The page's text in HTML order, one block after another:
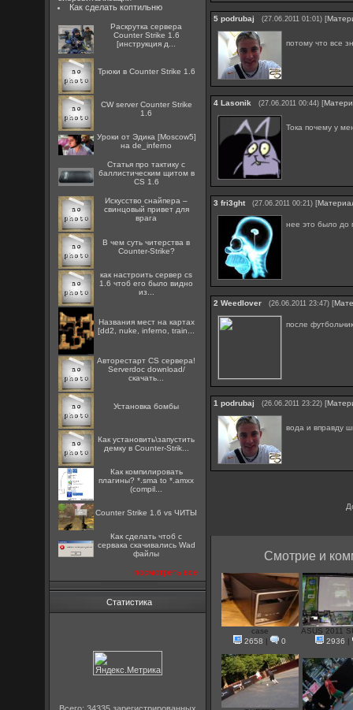
Как сделать коптильню
Раскрутка сервера
Counter Strike 1.6
[инструкция д...
Трюки в Counter Strike 1.6
CW server Counter Strike
1.6
Уроки от Эдика [Moscow5]
на de_inferno
Статья про тактику с
баллистическим щитом в
CS 1.6
Искусство снайпера –
свинцовый привет для
врага
В чем суть читерства в
Counter-Strike?
как настроить сервер cs
1.6 чтоб его было видно
из...
Названия мест на картах
[dd2, nuke, inferno, train...
Авторестарт CS сервера!
Serverdoc download/
скачать...
Установка бомбы
Как установить\запустить
демку в Counter-Strik...
Как компилировать
плагины? *.sma to *.amxx
(compil...
Counter Strike 1.6 vs ЧИТЫ
Как сделать чтоб с
сервака скачивались Wad
файлы
посмотреть все
Статистика
5 podrubaj (27.06.2011 01:01) [
потому что все
4 Lasonik (27.06.2011 00:44) [
Тока почему у
3 fri3ght (27.06.2011 00:21) [
нее это было до
2 Weedlover (26.06.2011 23:47) [
после
1 podrubaj (26.06.2011 23:22) [
вода и вправду
Смотрие и
case
2658
| 0
ASUS 2011
2936